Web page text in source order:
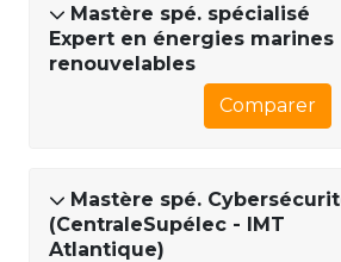
Mastère spé. spécialisé
Expert en énergies marines
renouvelables
Comparer
Mastère spé.
(CentraleSupélec - IMT
Atlantique)